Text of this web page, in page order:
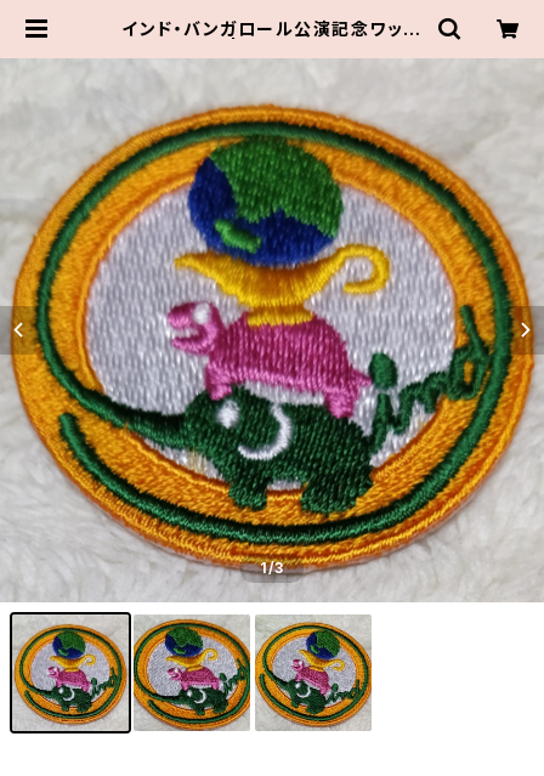
インド・バンガロール公演記念ワッペ
1/3